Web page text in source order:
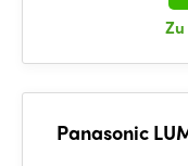
Panasonic